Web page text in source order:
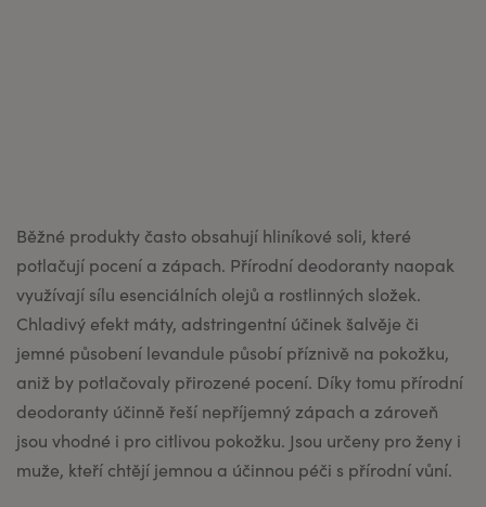
Běžné produkty často obsahují hliníkové soli, které
potlačují pocení a zápach. Přírodní deodoranty naopak
využívají sílu esenciálních olejů a rostlinných složek.
Chladivý efekt máty, adstringentní účinek šalvěje či
jemné působení levandule působí příznivě na pokožku,
aniž by potlačovaly přirozené pocení. Díky tomu přírodní
deodoranty účinně řeší nepříjemný zápach a zároveň
jsou vhodné i pro citlivou pokožku. Jsou určeny pro ženy i
muže, kteří chtějí jemnou a účinnou péči s přírodní vůní.